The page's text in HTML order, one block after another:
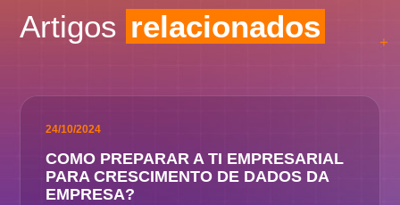
Artigos relacionados
24/10/2024
COMO PREPARAR A TI EMPRESARIAL
PARA CRESCIMENTO DE DADOS DA
EMPRESA?